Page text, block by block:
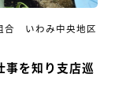
合 いわみ中央地区
事を知り支店巡